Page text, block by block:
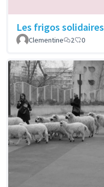
Les frigos solidaires
Clementine
2 0